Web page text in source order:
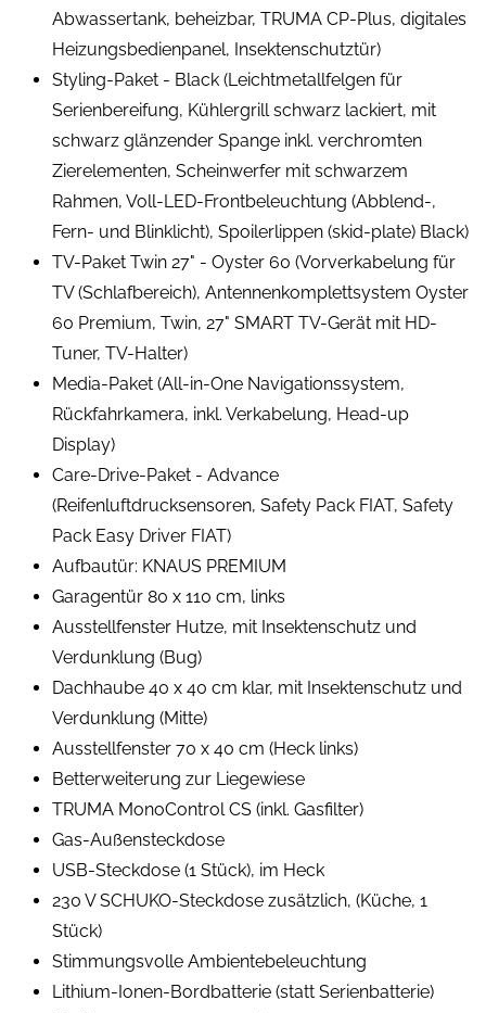
Abwassertank, beheizbar, TRUMA CP-Plus, digitales
Heizungsbedienpanel, Insektenschutztür)
Styling-Paket - Black (Leichtmetallfelgen für
Serienbereifung, Kühlergrill schwarz lackiert, mit
schwarz glänzender Spange inkl. verchromten
Zierelementen, Scheinwerfer mit schwarzem
Rahmen, Voll-LED-Frontbeleuchtung (Abblend-,
Fern- und Blinklicht), Spoilerlippen (skid-plate) Black)
TV-Paket Twin 27" - Oyster 60 (Vorverkabelung für
TV (Schlafbereich), Antennenkomplettsystem Oyster
60 Premium, Twin, 27" SMART TV-Gerät mit HD-
Tuner, TV-Halter)
Media-Paket (All-in-One Navigationssystem,
Rückfahrkamera, inkl. Verkabelung, Head-up
Display)
Care-Drive-Paket - Advance
(Reifenluftdrucksensoren, Safety Pack FIAT, Safety
Pack Easy Driver FIAT)
Aufbautür: KNAUS PREMIUM
Garagentür 80 x 110 cm, links
Ausstellfenster Hutze, mit Insektenschutz und
Verdunklung (Bug)
Dachhaube 40 x 40 cm klar, mit Insektenschutz und
Verdunklung (Mitte)
Ausstellfenster 70 x 40 cm (Heck links)
Betterweiterung zur Liegewiese
TRUMA MonoControl CS (inkl. Gasfilter)
Gas-Außensteckdose
USB-Steckdose (1 Stück), im Heck
230 V SCHUKO-Steckdose zusätzlich, (Küche, 1
Stück)
Stimmungsvolle Ambientebeleuchtung
Lithium-Ionen-Bordbatterie (statt Serienbatterie)